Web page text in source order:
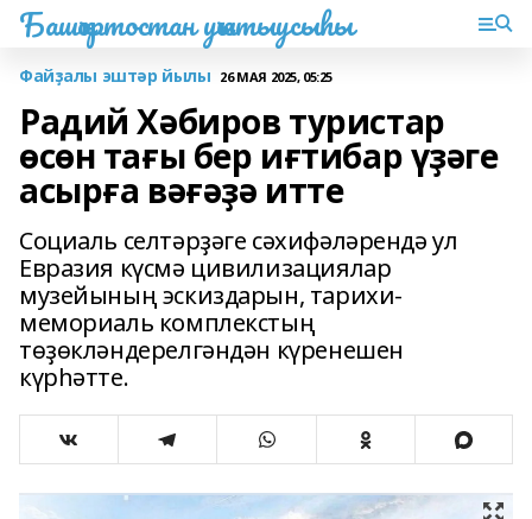
Башҡортостан уҡытыусыһы
Файҙалы эштәр йылы 26 МАЯ 2025, 05:25
Радий Хәбиров туристар
өсөн тағы бер иғтибар үҙәге
асырға вәғәҙә итте
Социаль селтәрҙәге сәхифәләрендә ул
Евразия күсмә цивилизациялар
музейының эскиздарын, тарихи-
мемориаль комплекстың
төҙөкләндерелгәндән күренешен
күрһәтте.